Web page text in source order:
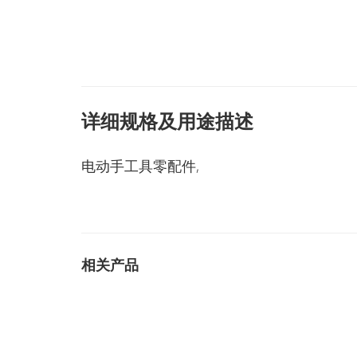
详细规格及用途描述
电动手工具零配件,
相关产品